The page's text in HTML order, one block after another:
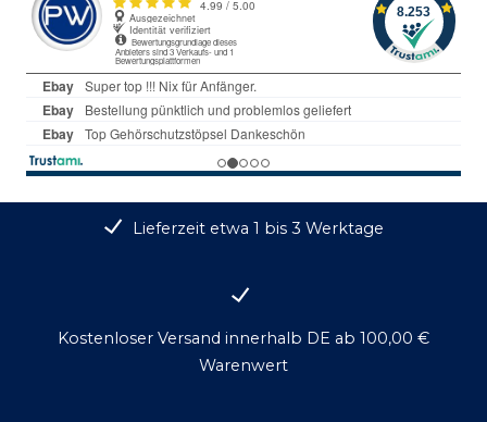
Lieferzeit etwa 1 bis 3 Werktage
Kostenloser Versand innerhalb DE ab 100,00 €
Warenwert